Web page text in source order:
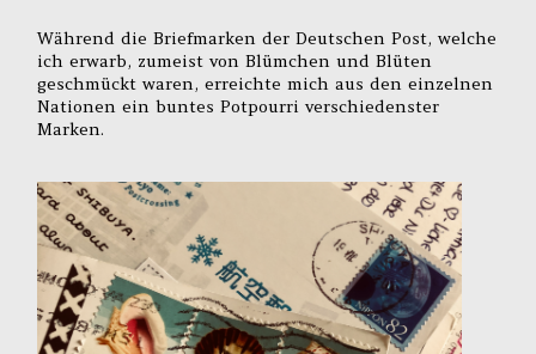
Während die Briefmarken der Deutschen Post, welche
ich erwarb, zumeist von Blümchen und Blüten
geschmückt waren, erreichte mich aus den einzelnen
Nationen ein buntes Potpourri verschiedenster
Marken.